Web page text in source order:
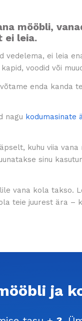
mööbli,
ei leia.
vedelema, ei leia
voodid või
enda kanda
nagu kodumasinate
kuhu viia vana
sinu
vana kola takso.
teie juurest ära –
ja